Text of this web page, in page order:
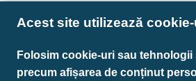
Acest site utilizează
Folosim cookie-uri sau
precum afișarea de conținut